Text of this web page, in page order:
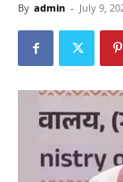
By admin - July 9,